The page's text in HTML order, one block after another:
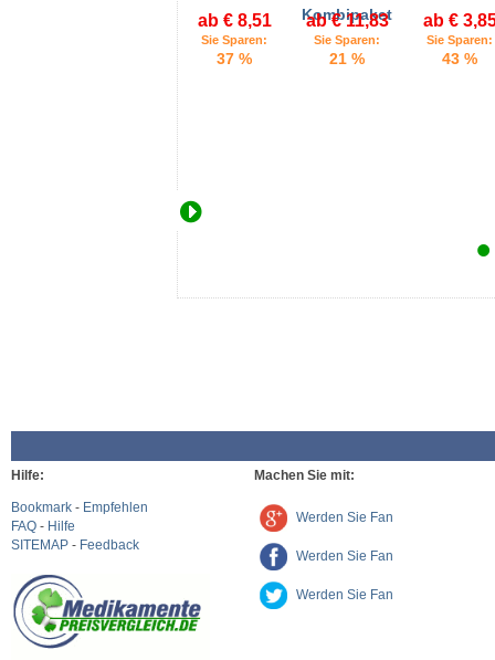
ab € 8,51
Sie Sparen:
37 %
Kombipaket
ab € 11,83
Sie Sparen:
21 %
ab €
Sie Sparen:
43 %
Hilfe:
Bookmark - Empfehlen
FAQ - Hilfe
SITEMAP - Feedback
Machen Sie mit:
Werden Sie Fan
Werden Sie Fan
Werden Sie Fan